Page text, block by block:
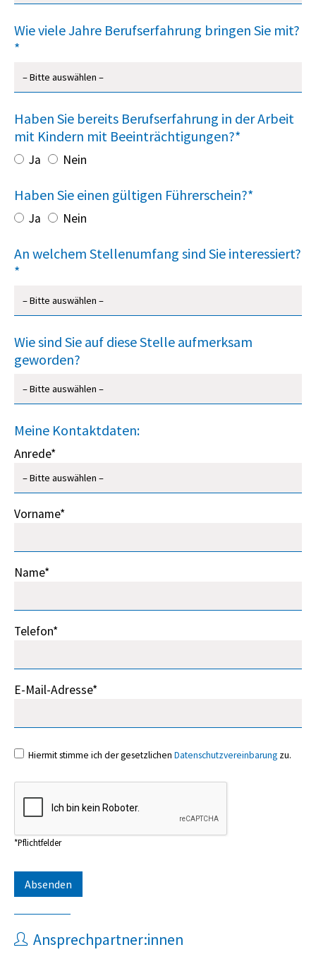
Wie viele Jahre Berufserfahrung bringen Sie mit?
*
Haben Sie bereits Berufserfahrung in der Arbeit
mit Kindern mit Beeinträchtigungen?*
Ja Nein
Haben Sie einen gültigen Führerschein?*
Ja Nein
An welchem Stellenumfang sind Sie interessiert?
*
Wie sind Sie auf diese Stelle aufmerksam
geworden?
Meine Kontaktdaten:
Anrede*
Vorname*
Name*
Telefon*
E-Mail-Adresse*
Hiermit stimme ich der gesetzlichen Datenschutzvereinbarung zu.
*Pflichtfelder
Ansprechpartner:innen